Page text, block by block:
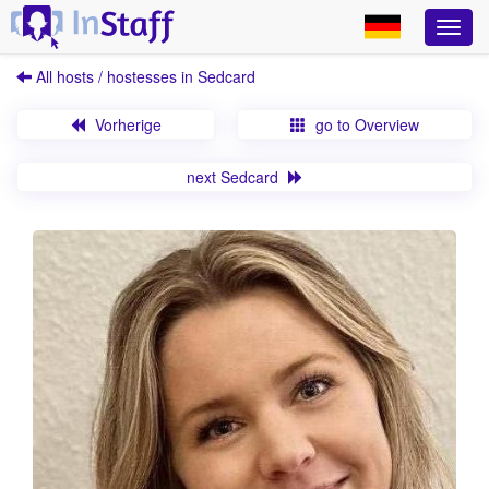
All hosts / hostesses in Sedcard
Vorherige go to Overview
next Sedcard